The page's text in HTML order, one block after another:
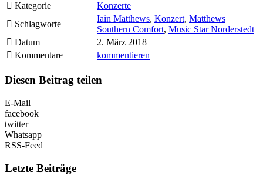
Kategorie
Konzerte
Schlagworte
Iain Matthews, Konzert, Matthews
Southern Comfort, Music Star Norderstedt
Datum
2. März 2018
Kommentare
kommentieren
Diesen Beitrag teilen
E-Mail
facebook
twitter
Whatsapp
RSS-Feed
Letzte Beiträge